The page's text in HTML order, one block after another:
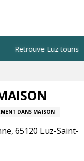
Retrouve Luz
DANS MAISON
65120 Luz-Saint-